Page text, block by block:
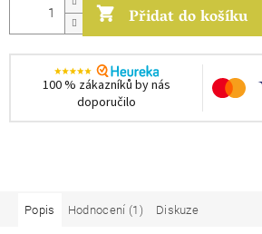
Přidat do košíku
100 % zákazníků by nás
doporučilo
Popis Hodnocení (1) Diskuze